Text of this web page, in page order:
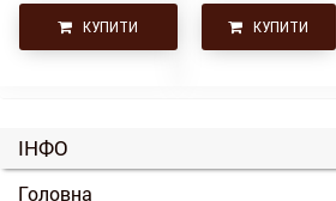
КУПИТИ КУПИТИ
ІНФО
Головна